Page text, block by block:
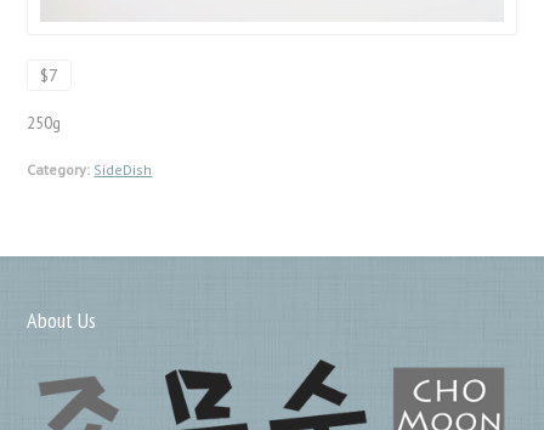
$7
250g
Category: SideDish
About Us